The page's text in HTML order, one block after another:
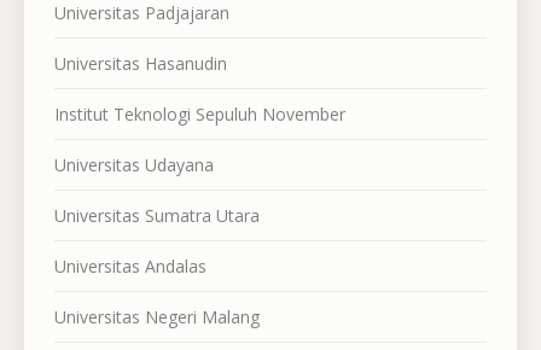
Universitas Padjajaran
Universitas Hasanudin
Institut Teknologi Sepuluh November
Universitas Udayana
Universitas Sumatra Utara
Universitas Andalas
Universitas Negeri Malang